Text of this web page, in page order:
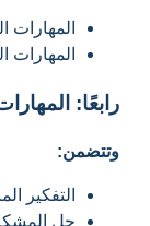
المهارات
رابعًا:
وتتضمن:
التفكير
حل